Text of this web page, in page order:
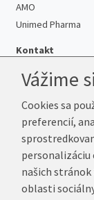
AMO
Unimed Pharma
Kontakt
Telefón:+421 222
E-mail:info@kup-
Reklamačná
Andrea Votavová
Revoluční 1017
Vážime
Cookies sa
preferencií,
personalizáciu
našich
oblasti